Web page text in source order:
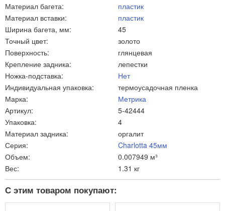
Материал багета:
пластик
Материал вставки:
пластик
Ширина багета, мм:
45
Точный цвет:
золото
Поверхность:
глянцевая
Крепление задника:
лепестки
Ножка-подставка:
Нет
Индивидуальная упаковка:
термоусадочная пленка
Марка:
Метрика
Артикул:
5-42444
Упаковка:
4
Материал задника:
оргалит
Серия:
Charlotta 45мм
Объем:
0.007949 м³
Вес:
1.31 кг
С этим товаром покупают: